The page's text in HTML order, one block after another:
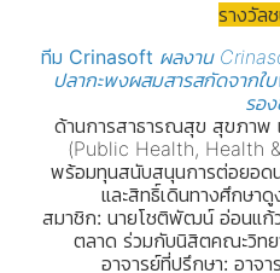
รางวัล
ทีม Crinasoft ผลงาน
ปลากะพงผสมสารสกัดจากใ
รอ
ด้านการสาธารณสุข สุขภาพ
(Public Health, Health
พร้อมทุนสนับสนุนการต่อยอด
และสิทธิ์เดินทางศึกษา
สมาชิก: นายโชติพัฒน์ อ่อนแก้
ตลาด ร่วมกับนิสิตคณะวิท
อาจารย์ที่ปรึกษา: อาจ